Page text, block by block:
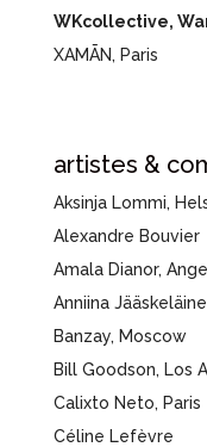
WKcollective,
XAMĀN, Paris
artistes &
Aksinja Lommi,
Alexandre Bouvier
Amala Dianor,
Anniina
Banzay, Moscow
Bill Goodson, Los
Calixto Neto, Paris
Céline Lefèvre